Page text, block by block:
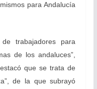
para Andalucía
trabajadores para
de los andaluces”,
que se trata de
de la que subrayó